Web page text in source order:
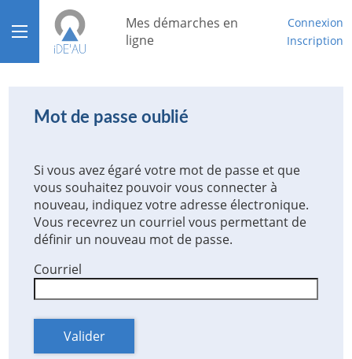
Mes démarches en
ligne
Connexion
Inscription
Ouvrir le menu
Aide
Mon tableau de bord
Mot de passe oublié
Si vous avez égaré votre mot de passe et que
vous souhaitez pouvoir vous connecter à
nouveau, indiquez votre adresse électronique.
Vous recevrez un courriel vous permettant de
définir un nouveau mot de passe.
Courriel
Valider